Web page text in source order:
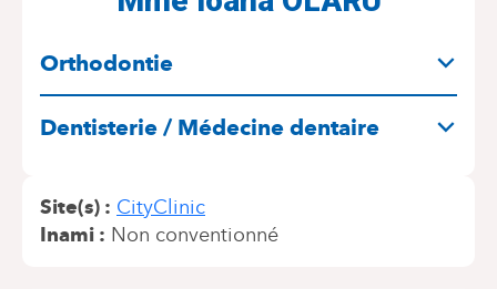
Orthodontie
Dentisterie / Médecine dentaire
Site(s)
CityClinic
Inami
Non conventionné